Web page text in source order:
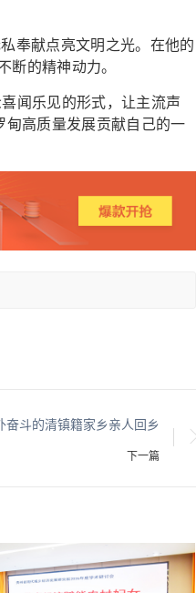
奉献点亮文明之光。在他的
断的精神动力。
闻乐见的形式，让主流声
甸高质量发展贡献自己的一
奋斗的清镇籍家乡亲人回乡
下一篇